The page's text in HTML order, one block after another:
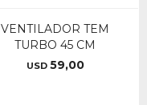
VENTILADOR TEM
TURBO 45 CM
USD 59,00